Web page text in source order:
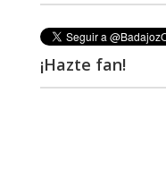
¡Hazte fan!